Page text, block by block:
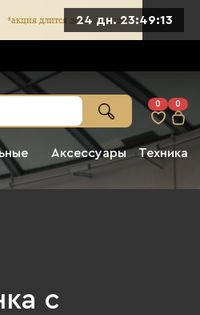
24 дн. 23:49:12
0 0
Аксессуары Техника
с